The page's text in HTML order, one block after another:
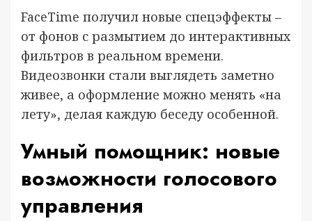
FaceTime получил новые спецэффекты –
от фонов с размытием до интерактивных
фильтров в реальном времени.
Видеозвонки стали выглядеть заметно
живее, а оформление можно менять «на
лету», делая каждую беседу особенной.
Умный помощник: новые
возможности голосового
управления